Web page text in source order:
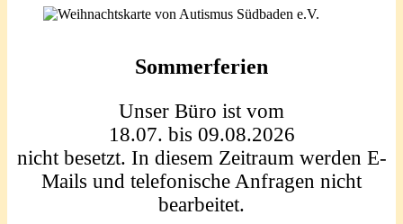
Sommerferien
Unser Büro ist vom
18.07. bis 09.08.2026
nicht besetzt. In diesem Zeitraum werden E-
Mails und telefonische Anfragen nicht
bearbeitet.